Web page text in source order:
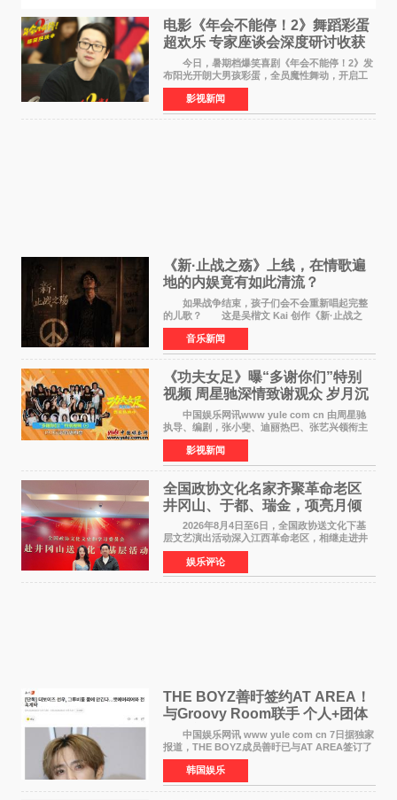
电影《年会不能停！2》舞蹈彩蛋
超欢乐 专家座谈会深度研讨收获
满满
今日，暑期档爆笑喜剧《年会不能停！2》发
布阳光开朗大男孩彩蛋，全员魔性舞动，开启工
位狂欢模式。影片于昨日同步举办专家座谈会，
导演董润年、总制片人应萝佳出席现场，与一众
业内、学界专家
影视新闻
《新·止战之殇》上线，在情歌遍
地的内娱竟有如此清流？
如果战争结束，孩子们会不会重新唱起完整
的儿歌？ 这是吴楷文 Kai 创作《新·止战之
殇》时最初的想法。 从伊朗相关冲突引发的
地区局势，到世界各地仍在发生的动荡与不安，
战争从来不只
音乐新闻
《功夫女足》曝“多谢你们”特别
视频 周星驰深情致谢观众 岁月沉
淀不灭初心
中国娱乐网讯www yule com cn 由周星驰
执导、编剧，张小斐、迪丽热巴、张艺兴领衔主
演，刘嘉玲、佐藤健特别出演，艾米、雪野、蔡
思贝、胡予安、倪好特别介绍的喜剧电影《功夫
女足》释出多谢你
影视新闻
全国政协文化名家齐聚革命老区
井冈山、于都、瑞金，项亮月倾
情献唱《桃花谣》致敬红色沃土
2026年8月4日至6日，全国政协送文化下基
层文艺演出活动深入江西革命老区，相继走进井
冈山、于都长征出发地、瑞金三地。由全国政协
文化文史和学习委员会副主任、甘肃省政协原主
席欧阳坚率团，一
娱乐评论
THE BOYZ善旴签约AT AREA！
与Groovy Room联手 个人+团体
活动并行
中国娱乐网讯 www yule com cn 7日据独家
报道，THE BOYZ成员善旴已与AT AREA签订了
专属合约。AT AREA是由知名制作人组合
Groovy Room创立的hip-hop厂牌，旗下拥有多
位实力派音乐人，在韩
韩国娱乐